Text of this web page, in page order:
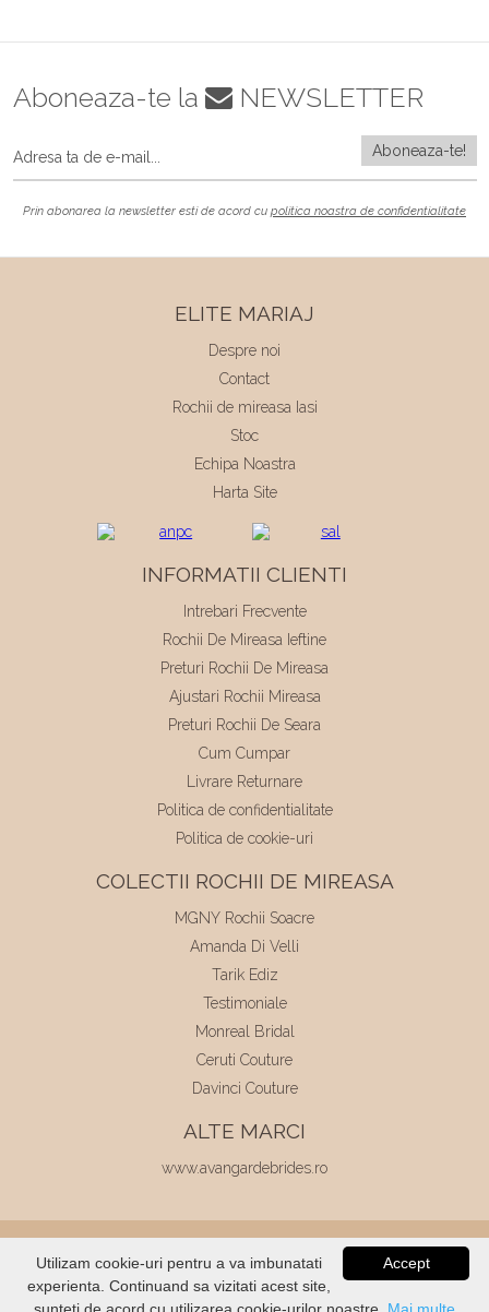
Aboneaza-te la NEWSLETTER
Prin abonarea la newsletter esti de acord cu politica noastra de confidentialitate
ELITE MARIAJ
Despre noi
Contact
Rochii de mireasa Iasi
Stoc
Echipa Noastra
Harta Site
INFORMATII CLIENTI
Intrebari Frecvente
Rochii De Mireasa Ieftine
Preturi Rochii De Mireasa
Ajustari Rochii Mireasa
Preturi Rochii De Seara
Cum Cumpar
Livrare Returnare
Politica de confidentialitate
Politica de cookie-uri
COLECTII ROCHII DE MIREASA
MGNY Rochii Soacre
Amanda Di Velli
Tarik Ediz
Testimoniale
Monreal Bridal
Ceruti Couture
Davinci Couture
ALTE MARCI
www.avangardebrides.ro
© 2026Elite Mariaj | Toate drepturile
rezervate
Dezvoltat de Voitin.com
STOC
Accept
Utilizam cookie-uri pentru a va imbunatati
experienta. Continuand sa vizitati acest site,